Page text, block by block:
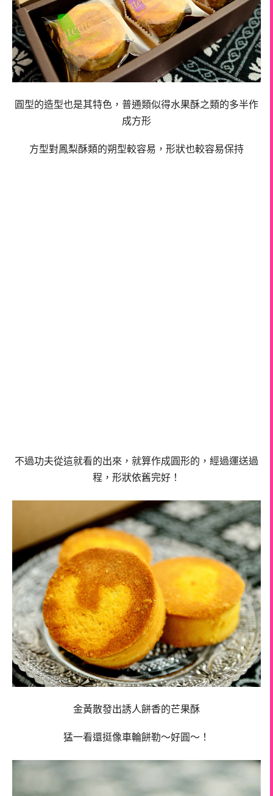
圓型的造型也是其特色，普通類似得水果酥之類的多半作
成方形
方型對鳳梨酥類的朔型較容易，形狀也較容易保持
不過功夫從這就看的出來，就算作成圓形的，經過運送過
程，形狀依舊完好！
金黃散發出誘人餅香的芒果酥
猛一看還挺像車輪餅勒～好圓～！